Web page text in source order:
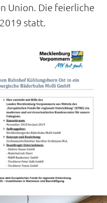
Union. Die feierliche
statt.